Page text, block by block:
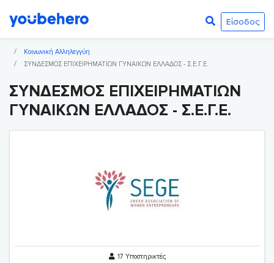
Είσοδος
Κοινωνική Αλληλεγγύη
ΣΥΝΔΕΣΜΟΣ ΕΠΙΧΕΙΡΗΜΑΤΙΩΝ ΓΥΝΑΙΚΩΝ ΕΛΛΑΔΟΣ - Σ.Ε.Γ.Ε.
ΣΥΝΔΕΣΜΟΣ ΕΠΙΧΕΙΡΗΜΑΤΙΩΝ
ΓΥΝΑΙΚΩΝ ΕΛΛΑΔΟΣ - Σ.Ε.Γ.Ε.
17 Υποστηρικτές